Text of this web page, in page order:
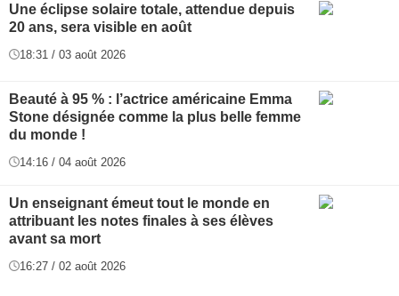
Une éclipse solaire totale, attendue depuis
20 ans, sera visible en août
18:31 / 03 août 2026
Beauté à 95 % : l’actrice américaine Emma
Stone désignée comme la plus belle femme
du monde !
14:16 / 04 août 2026
Un enseignant émeut tout le monde en
attribuant les notes finales à ses élèves
avant sa mort
16:27 / 02 août 2026